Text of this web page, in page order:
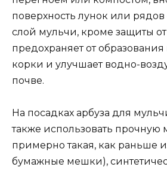
поверхность лунок или рядов
слой мульчи, кроме защиты
предохраняет от
корки и улучшает водно-
почве.
На посадках арбуза для
также использовать прочную
примерно такая, как раньше
бумажные мешки),